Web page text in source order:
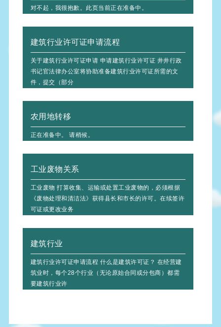
对不起，我很抱歉。此页当前正在准备中。
建筑行业许可证申请流程
关于建筑行业许可证申请 申请建筑行业许可证 井井行政
书记官法律办公室将协助准备建筑行业许可证所需的文
件，提交（部分
农用地转移
正在准备中。 请稍候。
工业废物关系
工业废物 打算收集、运输或处置工业废物的，必须根据
《废物处理和清洁法》获得县长和市长的许可。在续签许
可证或更改业务
建筑行业
建筑行业许可证申请流程 什么是建筑许可证？ 在经营建
筑业时，每个28个行业（无论原始合同或分包商）都需
要建筑行业许